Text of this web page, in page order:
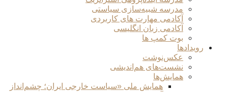
مدرسه شبیه‌سازی سیاستی
آکادمی مهارت های کاربردی
آکادمی زبان انگلیسی
بوت کمپ ها
رویدادها
عکس‌نوشت
نشست‌های هم‌اندیشی
همایش‌ها
همایش ملی «سیاست خارجی ایران؛ چشم‌انداز